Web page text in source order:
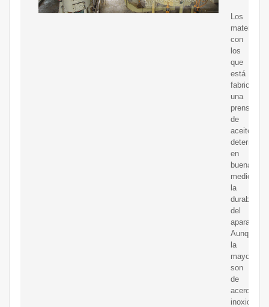
Los
materiales
con
los
que
está
fabricada
una
prensa
de
aceite
determinan
en
buena
medida
la
durabilidad
del
aparato.
Aunque
la
mayoría
son
de
acero
inoxidable